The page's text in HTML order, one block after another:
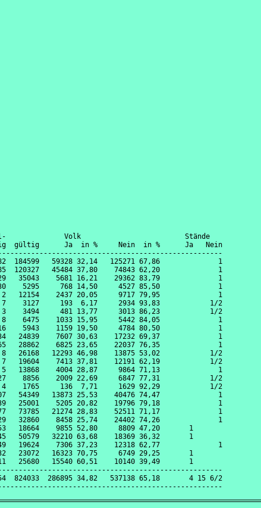
Volk                         Stände
gültig      Ja  in %     Nein  in %      Ja   Nein
184599   59328 32,14   125271 67,86              1
120327   45484 37,80    74843 62,20              1
35043    5681 16,21    29362 83,79              1
5295     768 14,50     4527 85,50              1
12154    2437 20,05     9717 79,95              1
3127     193  6,17     2934 93,83            1/2
3494     481 13,77     3013 86,23            1/2
6475    1033 15,95     5442 84,05              1
5943    1159 19,50     4784 80,50              1
24839    7607 30,63    17232 69,37              1
28862    6825 23,65    22037 76,35              1
26168   12293 46,98    13875 53,02            1/2
19604    7413 37,81    12191 62,19            1/2
13868    4004 28,87     9864 71,13              1
8856    2009 22,69     6847 77,31            1/2
1765     136  7,71     1629 92,29            1/2
54349   13873 25,53    40476 74,47              1
25001    5205 20,82    19796 79,18              1
73785   21274 28,83    52511 71,17              1
32860    8458 25,74    24402 74,26              1
18664    9855 52,80     8809 47,20       1
50579   32210 63,68    18369 36,32       1
19624    7306 37,23    12318 62,77              1
23072   16323 70,75     6749 29,25       1
25680   15540 60,51    10140 39,49       1
824033  286895 34,82   537138 65,18       4 15 6/2